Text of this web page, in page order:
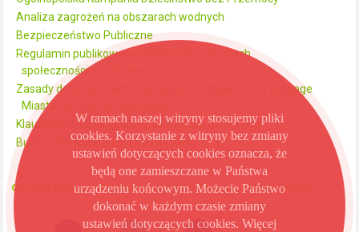
Analiza zagrożeń na obszarach wodnych
Bezpieczeństwo Publiczne
Regulamin publikowania informacji w mediach
społecznościowych i www
Zasady dotyczące ochrony danych osobowych na fanpage
Miasta i Gminy na Facebooku
Klauzula informacyjna profil na FB dla UMiG Kikół
Budżet obywatelski dla Miasta Kikół
Gminna Komisja Rozwiązywania Problemów Alkoholowych
W ramach naszej witryny stosujemy pliki
cookies. Korzystanie z witryny bez zmiany
ustawień dotyczących cookies oznacza, że
będą one zamieszczane w Państwa
urządzeniu końcowym. Możecie Państwo
dokonać w każdym czasie zmiany
ustawień dotyczących cookies. Więcej